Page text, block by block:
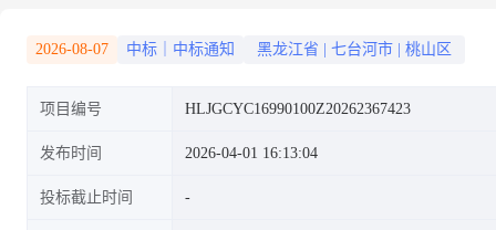
2026-08-07 中标｜中标通知 黑龙江省 七台河市 桃山区
项目编号 HLJGCYC16990100Z20262367423
发布时间 2026-04-01 16:13:04
投标截止时间